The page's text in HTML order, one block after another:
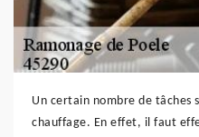
Un certain nombre de tâches
chauffage. En effet, il faut